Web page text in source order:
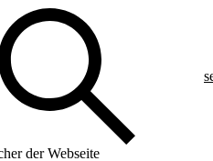
der Webseite